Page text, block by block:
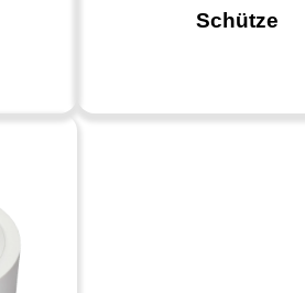
Schütze